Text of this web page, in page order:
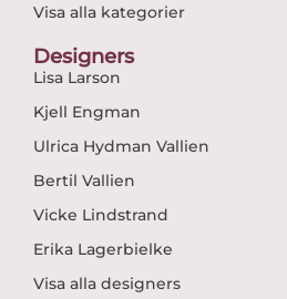
Visa alla kategorier
Designers
Lisa Larson
Kjell Engman
Ulrica Hydman Vallien
Bertil Vallien
Vicke Lindstrand
Erika Lagerbielke
Visa alla designers